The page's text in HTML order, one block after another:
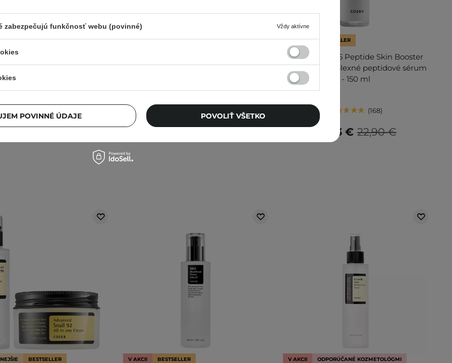
- Ultra - Light Invisible
SPF50+/PA++++ - Ľahký
opaľovací krém - 50 ml
156
V AKCII BESTSELLER
Hydrogel Eye Patch - Hydrogélové
85g/60ks
V AKCII BESTSELLER
COSRX - The 6 Peptide Skin Booster
Serum - Komplexné peptidové sérum
- 150 ml
168
22,90 €
16,03 €
BESTSELLER V AKCII BESTSELLER V AKCII ODPORÚČANÉ KOZMETOLÓGMI
zabezpečujú funkčnosť webu (povinné) Vždy aktívne
POVINNÉ ÚDAJE POVOLIŤ VŠETKO